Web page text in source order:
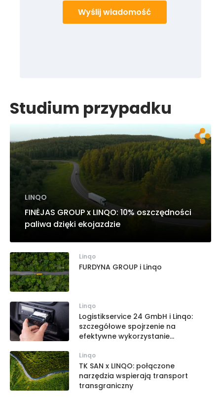
Wyślij wiadomość
Studium przypadku
LINQO
FINĖJAS GROUP x LINQO: 10% oszczędności
paliwa dzięki ekojazdzie
Linqo
FURDYNA GROUP i Linqo
Linqo
Logistikservice 24 GmbH i Linqo:
szczegółowe spojrzenie na
efektywne wykorzystanie
Linqo
TK SAN x LINQO: połączone
narzędzia wspierają transport
transgraniczny